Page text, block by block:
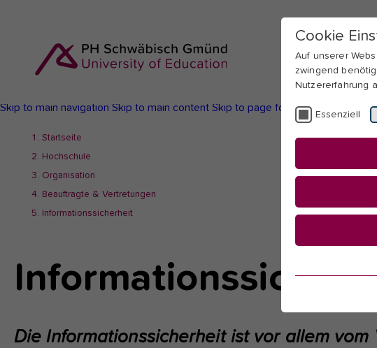
Skip to main navigation Skip to main content Skip to page footer
here:
Startseite
Hochschule
Organisation
Beauftragte & Vertretungen
Informationssicherheit
Die Informationssicherheit ist vor allem
Cookie
Auf unserer
zwingend
Nutzererfahrung
Essenziell
Essenzielle